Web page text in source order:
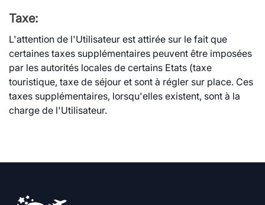
Taxe:
L'attention de l'Utilisateur est attirée sur le fait que
certaines taxes supplémentaires peuvent être imposées
par les autorités locales de certains Etats (taxe
touristique, taxe de séjour et sont à régler sur place. Ces
taxes supplémentaires, lorsqu'elles existent, sont à la
charge de l'Utilisateur.